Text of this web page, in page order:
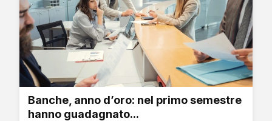
Banche, anno d’oro: nel primo semestre
hanno guadagnato...